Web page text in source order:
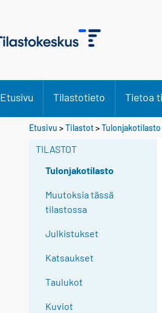
Etusivu Tilastotieto Tietoa
Etusivu >Tilastot>Tulonjakotilasto
TILASTOT
Tulonjakotilasto
Muutoksia tässä
tilastossa
Julkistukset
Katsaukset
Taulukot
Kuviot
Y